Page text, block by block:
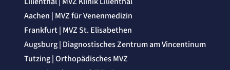
Aachen | MVZ für Venenmedizin
Frankfurt | MVZ St. Elisabethen
Augsburg | Diagnostisches Zentrum am Vincentinum
Tutzing | Orthopädisches MVZ
Cookie Laufzeit:
etracker Analytics
isSdEnabled